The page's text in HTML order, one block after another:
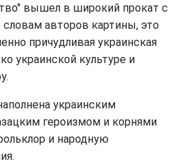
вышел в широкий прокат с
словам авторов картины, это
причудливая украинская
украинской культуре и
украинским
героизмом и корнями
и народную